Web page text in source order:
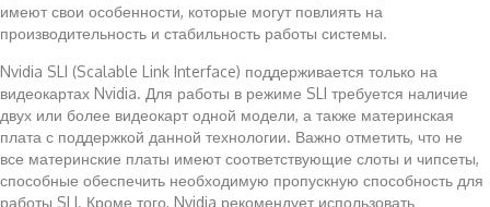
имеют свои особенности, которые могут повлиять на
производительность и стабильность работы системы.
Nvidia SLI (Scalable Link Interface) поддерживается только на
видеокартах Nvidia. Для работы в режиме SLI требуется наличие
двух или более видеокарт одной модели, а также материнская
плата с поддержкой данной технологии. Важно отметить, что не
все материнские платы имеют соответствующие слоты и чипсеты,
способные обеспечить необходимую пропускную способность для
работы SLI. Кроме того, Nvidia рекомендует использовать